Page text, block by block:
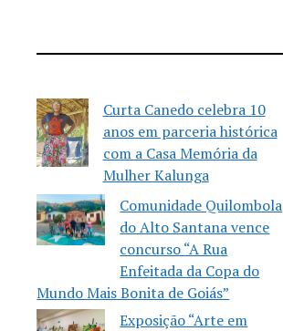
Curta Canedo celebra 10
anos em parceria histórica
com a Casa Memória da
Mulher Kalunga
Comunidade Quilombola
do Alto Santana vence
concurso “A Rua
Enfeitada da Copa do
Mundo Mais Bonita de Goiás”
Exposição “Arte em